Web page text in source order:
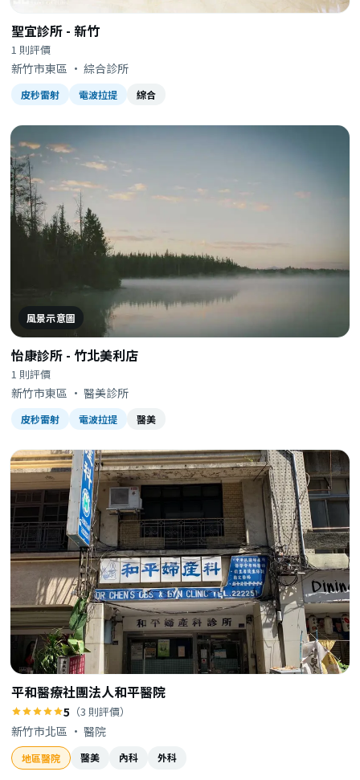
聖宜診所 - 新竹
1 則評價
新竹市東區 · 綜合診所
皮秒雷射 電波拉提 綜合
風景示意圖
怡康診所 - 竹北美利店
1 則評價
新竹市東區 · 醫美診所
皮秒雷射 電波拉提 醫美
平和醫療社團法人和平醫院
5 （3 則評價）
新竹市北區 · 醫院
地區醫院 醫美 內科 外科